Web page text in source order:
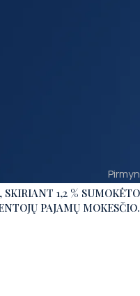
Pirmyn
1,2 % SUMOKĖTO
PAJAMŲ MOKESČIO.